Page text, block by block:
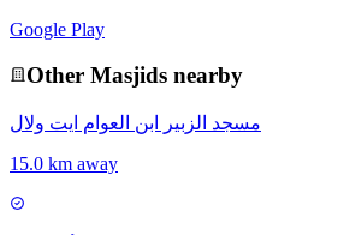
Google Play
Other Masjids nearby
مسجد الزبير ابن العوام ايت ولال
15.0 km away